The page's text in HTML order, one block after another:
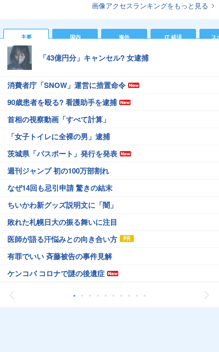
画像アクセスランキングをもっと見る
主要 国内 海外 IT 経済 ス
「43億円分」キャンセル? 女逮捕
消費者庁「SNOW」運営に措置命令
90歳患者を殴る? 看護助手を逮捕
首相の視察動画「すべて計算」
「女子トイレに全裸の男」逮捕
茨城県「パスポート」発行を発表
週刊ジャンプ 初の100万部割れ
なぜ14回も忌引申請 驚きの結末
ちいかわ新グッズ説明文に「闇」
敗れた札幌日大の振る舞いに注目
医師が語る汗悩みとの向き合い方
有罪でいい 斉藤被告の事件見解
ケンコバ コロナで謎の後遺症